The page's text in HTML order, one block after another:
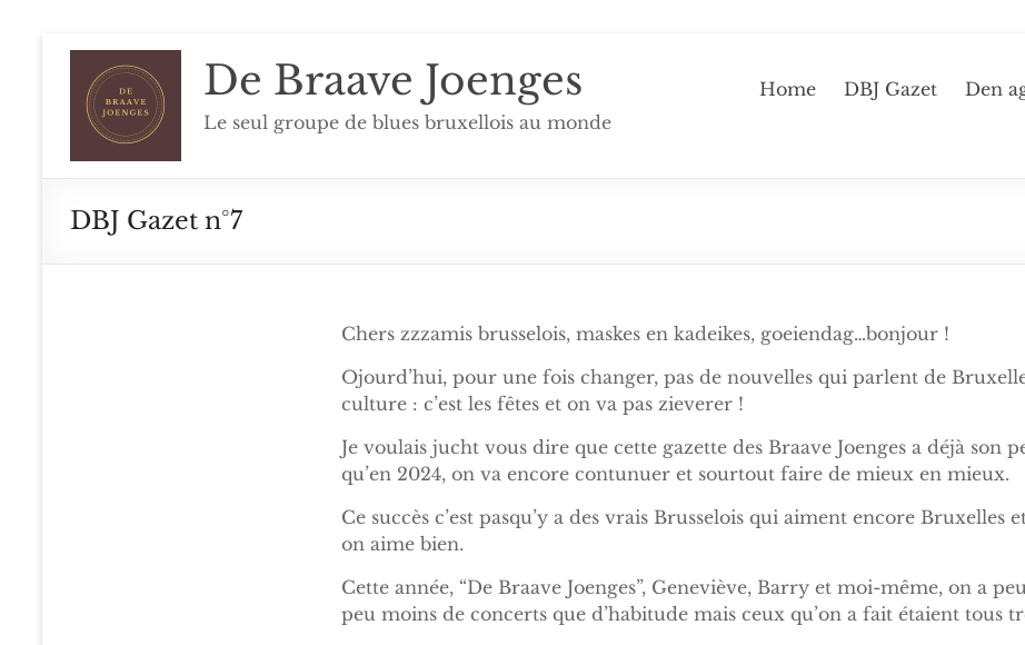
De Braave Joenges
Le seul groupe de blues bruxellois au monde
Home DBJ Gazet Den
DBJ Gazet n°7
Chers zzzamis brusselois, maskes en kadeikes, goeiendag…bonjour !
Ojourd’hui, pour une fois changer, pas de nouvelles qui parlent de
culture : c’est les fêtes et on va pas zieverer !
Je voulais jucht vous dire que cette gazette des Braave Joenges a déjà son
qu’en 2024, on va encore contunuer et sourtout faire de mieux en mieux.
Ce succès c’est pasqu’y a des vrais Brusselois qui aiment encore Bruxelles
on aime bien.
Cette année, “De Braave Joenges”, Geneviève, Barry et moi-même, on a
peu moins de concerts que d’habitude mais ceux qu’on a fait étaient tous